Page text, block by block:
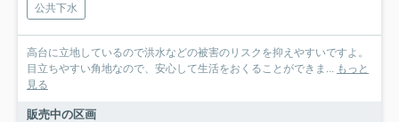
公共下水
高台に立地しているので洪水などの被害のリスクを抑えやすいですよ。
目立ちやすい角地なので、安心して生活をおくることができま... もっと
見る
販売中の区画